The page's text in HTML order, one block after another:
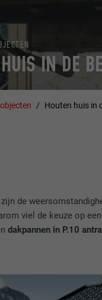
IN DE
Houten huis in
zijn de
viel de keuze op
dakpannen in P.10